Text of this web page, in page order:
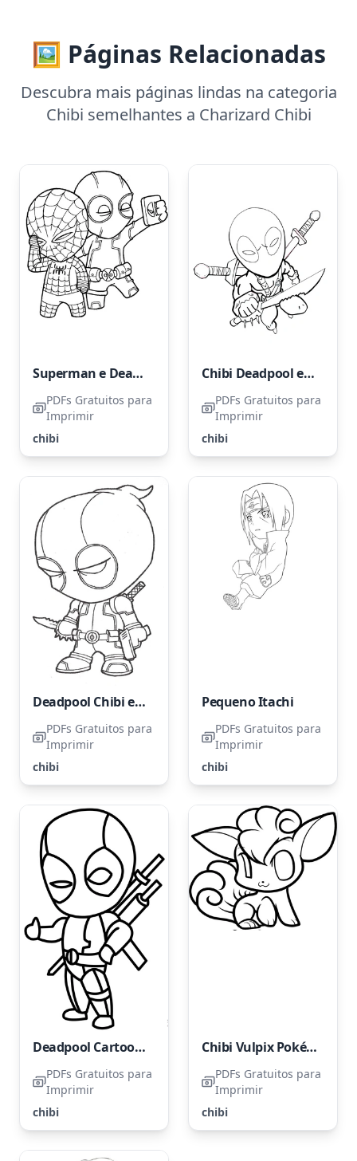
🖼️ Páginas Relacionadas
Descubra mais páginas lindas na categoria
Chibi semelhantes a Charizard Chibi
Superman e Deadpool em estilo Chibi
PDFs Gratuitos para
Imprimir
chibi
Chibi Deadpool em Ação
PDFs Gratuitos para
Imprimir
chibi
Deadpool Chibi em Pé
PDFs Gratuitos para
Imprimir
chibi
Pequeno Itachi
PDFs Gratuitos para
Imprimir
chibi
Deadpool Cartoon Engraçado
PDFs Gratuitos para
Imprimir
chibi
Chibi Vulpix Pokémon
PDFs Gratuitos para
Imprimir
chibi